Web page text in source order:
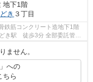
地下1階
き ３丁目
ません。
への
ちら